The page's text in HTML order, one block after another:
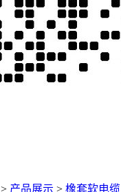
> 产品展示 > 橡套软电缆